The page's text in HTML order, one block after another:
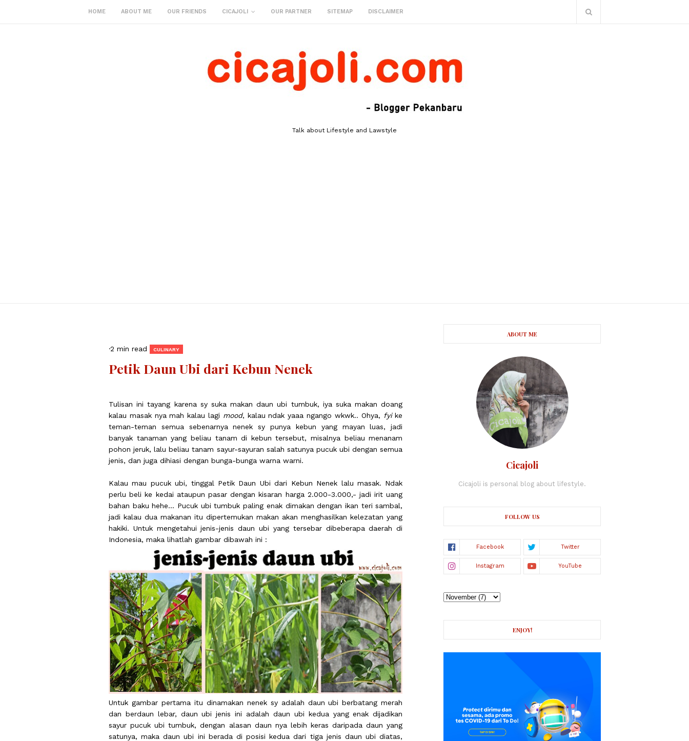
HOME ABOUT ME OUR FRIENDS CICAJOLI OUR PARTNER SITEMAP DISCLAIMER
Talk about Lifestyle and Lawstyle
·2 min read CULINARY
Petik Daun Ubi dari Kebun Nenek
Tulisan ini tayang karena sy suka makan daun ubi tumbuk, iya suka makan doang
kalau masak nya mah kalau lagi mood, kalau ndak yaaa ngango wkwk.. Ohya, fyike
teman-teman semua sebenarnya nenek sy punya kebun yang mayan luas, jadi
banyak tanaman yang beliau tanam di kebun tersebut, misalnya beliau menanam
pohon jeruk, lalu beliau tanam sayur-sayuran salah satunya pucuk ubi dengan semua
jenis, dan juga dihiasi dengan bunga-bunga warna warni.
Kalau mau pucuk ubi, tinggal Petik Daun Ubi dari Kebun Nenek lalu masak. Ndak
perlu beli ke kedai ataupun pasar dengan kisaran harga 2.000-3.000,- jadi irit uang
bahan baku hehe... Pucuk ubi tumbuk paling enak dimakan dengan ikan teri sambal,
jadi kalau dua makanan itu dipertemukan makan akan menghasilkan kelezatan yang
hakiki. Untuk mengetahui jenis-jenis daun ubi yang tersebar dibeberapa daerah di
Indonesia, maka lihatlah gambar dibawah ini :
Untuk gambar pertama itu dinamakan nenek sy adalah daun ubi berbatang merah
dan berdaun lebar, daun ubi jenis ini adalah daun ubi kedua yang enak dijadikan
sayur pucuk ubi tumbuk, dengan alasan daun nya lebih keras daripada daun yang
satunya, maka daun ubi ini berada di posisi kedua dari tiga jenis daun ubi diatas,
ABOUT ME
Cicajoli
Cicajoli is personal blog about lifestyle.
FOLLOW US
ENJOY!